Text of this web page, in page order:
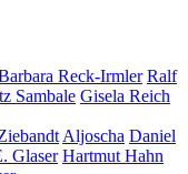
Reck-Irmler Ralf
Sambale Gisela Reich
Aljoscha Daniel
Glaser Hartmut Hahn